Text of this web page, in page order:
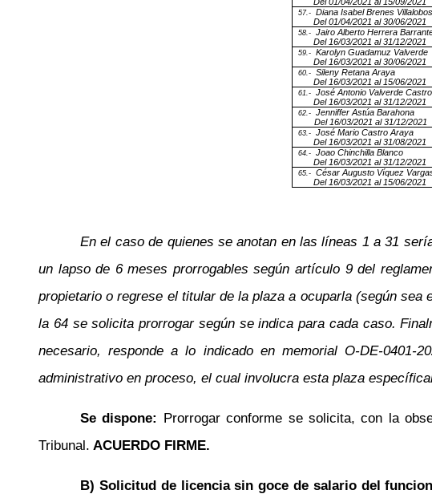
57.-
Diana Isabel Brenes Villalobos
Del 01/04/2021 al 30/06/2021
58.-
Jairo Alberto Herrera
Del 16/03/2021 al 31/12/2021
59.-
Karolyn Guadamuz Valverde
Del 16/03/2021 al 30/06/2021
60.-
Sileny Retana Araya
Del 16/03/2021 al 15/06/2021
61.-
José Antonio Valverde Castro
Del 16/03/2021 al 31/12/2021
62.-
Jenniffer Astúa Barahona
Del 16/03/2021 al 31/12/2021
63.-
José Mario Castro Araya
Del 16/03/2021 al 31/08/2021
64.-
Joao Chinchilla Blanco
Del 16/03/2021 al 31/12/2021
65.-
César Augusto Víquez
Del 16/03/2021 al 15/06/2021
En el caso de quienes se anotan en las líneas 1 a 31
un lapso de 6 meses prorrogables según artículo 9 del
propietario o regrese el titular de la plaza a ocuparla (según
la 64 se solicita prorrogar según se indica para cada caso.
necesario, responde a lo indicado en memorial O-DE-
administrativo en proceso, el cual involucra esta plaza
Se dispone: Prorrogar conforme se solicita, con la
Tribunal. ACUERDO FIRME.
B) Solicitud de licencia sin goce de salario del